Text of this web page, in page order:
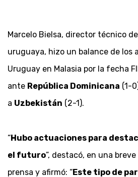
Marcelo Bielsa, director técnico
uruguaya, hizo un balance de los
Uruguay en Malasia por la fecha
ante República Dominicana (1-
a Uzbekistán (2-1).
“Hubo actuaciones para
el futuro”, destacó, en una
prensa y afirmó: “Este tipo de